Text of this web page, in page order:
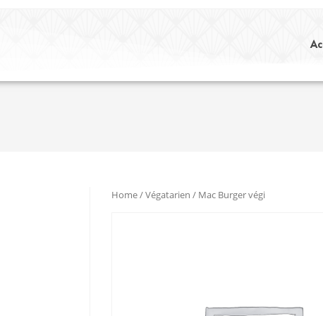
Home/Végatarien / Mac Burger végi